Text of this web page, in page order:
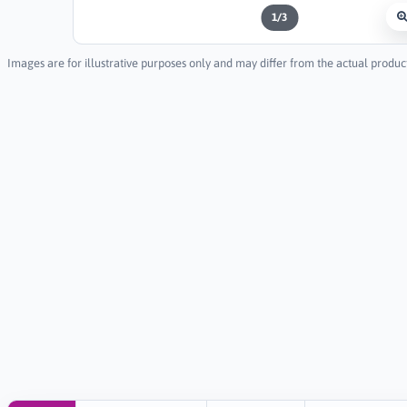
1/3
Images are for illustrative purposes only and may differ from the actual